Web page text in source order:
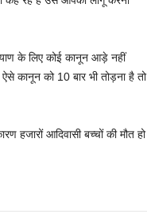
के लिए कोई कानून आड़े नहीं
कानून को 10 बार भी तोड़ना है तो
हजारों आदिवासी बच्चों की मौत हो